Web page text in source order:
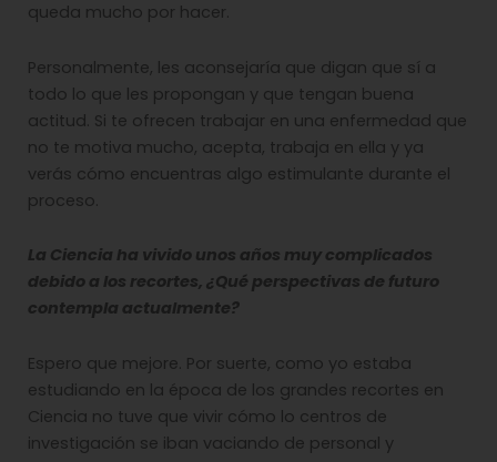
queda mucho por hacer.
Personalmente, les aconsejaría que digan que sí a
todo lo que les propongan y que tengan buena
actitud. Si te ofrecen trabajar en una enfermedad que
no te motiva mucho, acepta, trabaja en ella y ya
verás cómo encuentras algo estimulante durante el
proceso.
La Ciencia ha vivido unos años muy complicados
debido a los recortes, ¿Qué perspectivas de futuro
contempla actualmente?
Espero que mejore. Por suerte, como yo estaba
estudiando en la época de los grandes recortes en
Ciencia no tuve que vivir cómo lo centros de
investigación se iban vaciando de personal y